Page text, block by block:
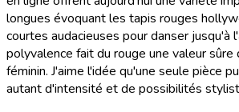
longues évoquant les tapis rouges
courtes audacieuses pour danser jusqu'à
polyvalence fait du rouge une valeur
féminin. J'aime l'idée qu'une seule pièce
autant d'intensité et de possibilités